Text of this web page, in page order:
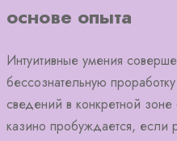
основе опыта
Интуитивные умения
бессознательную
сведений в конкретной
казино пробуждается, если